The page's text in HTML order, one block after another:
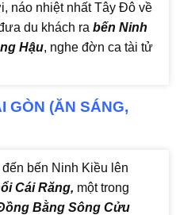
náo nhiệt nhất Tây Đô về
du khách ra bến Ninh
Hậu, nghe đờn ca tài tử
GÒN (ĂN SÁNG,
bến Ninh Kiều lên
Cái Răng, một trong
Bằng Sông Cửu